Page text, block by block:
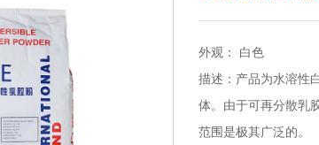
外观： 白色
描述：产品为水溶性
体。由于可再分散乳
范围是极其广泛的。